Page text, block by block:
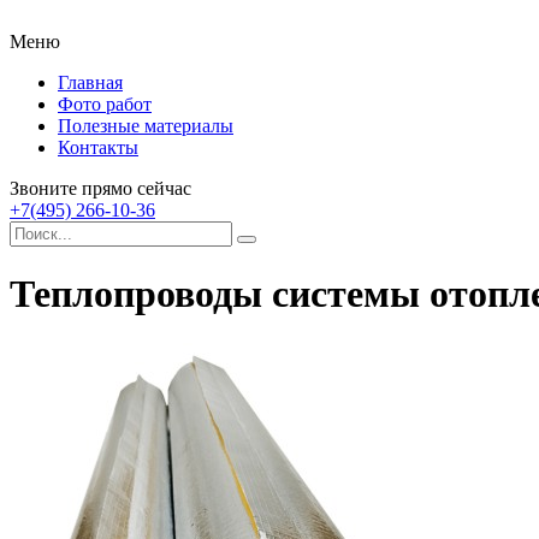
Меню
Главная
Фото работ
Полезные материалы
Контакты
Звоните прямо сейчас
+7(495) 266-10-36
Теплопроводы системы